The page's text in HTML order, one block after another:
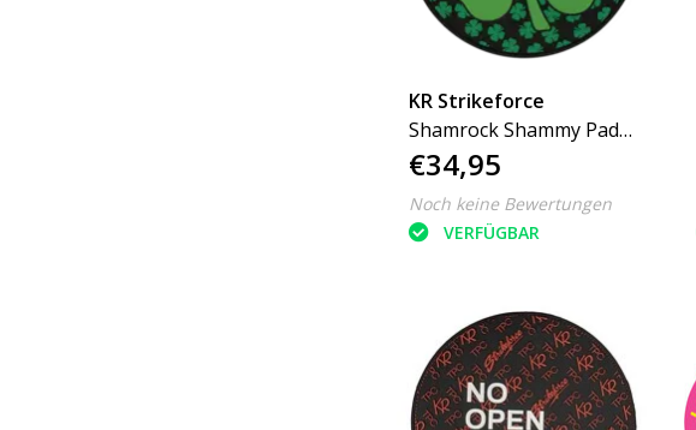
KR Strikeforce
Shamrock Shammy Pad
Round
€34,95
Noch keine Bewertungen
VERFÜGBAR